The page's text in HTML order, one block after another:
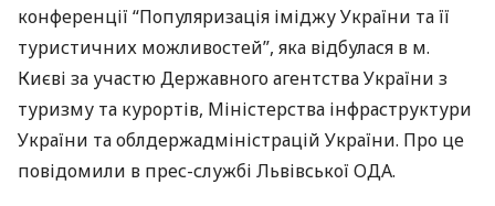
конференції “Популяризація іміджу України та її
туристичних можливостей”, яка відбулася в м.
Києві за участю Державного агентства України з
туризму та курортів, Міністерства інфраструктури
України та облдержадміністрацій України. Про це
повідомили в прес-службі Львівської ОДА.